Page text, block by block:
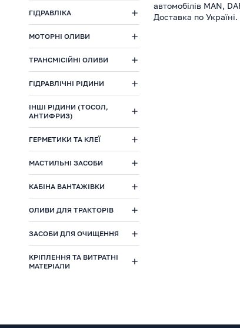
ГІДРАВЛІКА
МОТОРНІ ОЛИВИ
ТРАНСМІСІЙНІ ОЛИВИ
ГІДРАВЛІЧНІ РІДИНИ
ІНШІ РІДИНИ (ТОСОЛ,
АНТИФРИЗ)
ГЕРМЕТИКИ ТА КЛЕЇ
МАСТИЛЬНІ ЗАСОБИ
КАБІНА ВАНТАЖІВКИ
ОЛИВИ ДЛЯ ТРАКТОРІВ
ЗАСОБИ ДЛЯ ОЧИЩЕННЯ
КРІПЛЕННЯ ТА ВИТРАТНІ
МАТЕРІАЛИ
автомобілів MAN,
Доставка по Україні.